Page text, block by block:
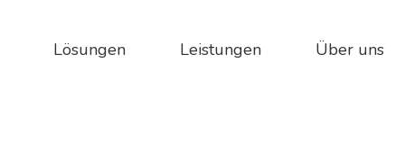
Lösun­gen Leis­tun­gen Über uns